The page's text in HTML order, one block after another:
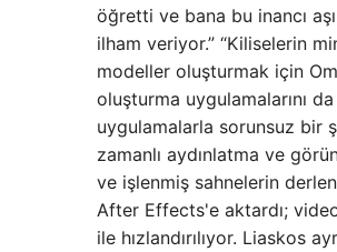
öğretti ve bana bu inancı
ilham veriyor.” “Kiliselerin
modeller oluşturmak için
oluşturma uygulamalarını
uygulamalarla sorunsuz bir
zamanlı aydınlatma ve
ve işlenmiş sahnelerin
After Effects'e aktardı; video
ile hızlandırılıyor. Liaskos